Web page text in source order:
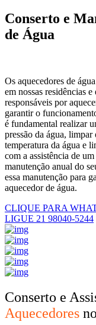
Conserto e
de Água
Os aquecedores de
em nossas residências
responsáveis por
garantir o
é fundamental realizar
pressão da água,
temperatura da água e
com a assistência de
manutenção anual do
essa manutenção para
aquecedor de água.
CLIQUE PARA
LIGUE 21 98040-5244
Conserto e
Aquecedores